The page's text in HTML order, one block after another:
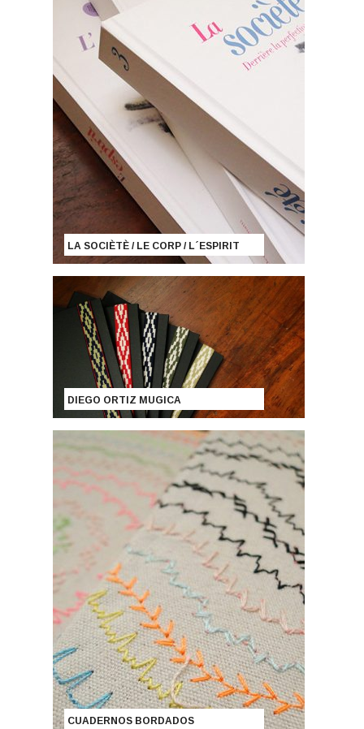
LA SOCIÈTÈ / LE CORP / L´ESPIRIT
DIEGO ORTIZ MUGICA
CUADERNOS BORDADOS